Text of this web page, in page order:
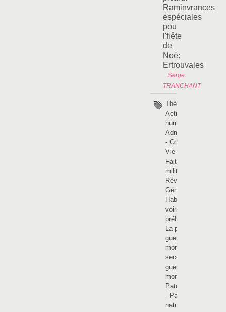
Raminvrances
espéciales
pou
l'fiête
de
Noë:
Ertrouvales
Serge
TRANCHANT
Thèmes :
Activités
humaines
Administration
- Coutumes -
Vie sociale
Faits
militaires -
Révolutions
Généalogie
Habitats et
voiries
préhistoire
La première
guerre
mondiale
seconde
guerre
mondiale
Patois picard
- Patrimoine
naturel